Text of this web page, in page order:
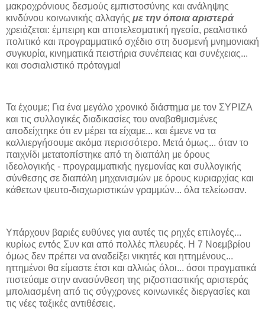
μακροχρόνιους δεσμούς εμπιστοσύνης και ανάληψης
κινδύνου κοινωνικής αλλαγής με την όποια αριστερά
χρειάζεται: έμπειρη και αποτελεσματική ηγεσία, ρεαλιστικό
πολιτικό και προγραμματικό σχέδιο στη δυσμενή μνημονιακή
συγκυρία, κινηματικά πειστήρια συνέπειας και συνέχειας...
και σοσιαλιστικό πρόταγμα!
Τα έχουμε; Για ένα μεγάλο χρονικό διάστημα με τον ΣΥΡΙΖΑ
και τις συλλογικές διαδικασίες του αναβαθμισμένες
αποδείχτηκε ότι εν μέρει τα είχαμε... και έμενε να τα
καλλιεργήσουμε ακόμα περισσότερο. Μετά όμως... όταν το
παιχνίδι μετατοπίστηκε από τη διαπάλη με όρους
ιδεολογικής - προγραμματικής ηγεμονίας και συλλογικής
σύνθεσης σε διαπάλη μηχανισμών με όρους κυριαρχίας και
κάθετων ψευτο-διαχωριστικών γραμμών... όλα τελείωσαν.
Υπάρχουν βαριές ευθύνες για αυτές τις ρηχές επιλογές...
κυρίως εντός Συν και από πολλές πλευρές. Η 7 Νοεμβρίου
όμως δεν πρέπει να αναδείξει νικητές και ηττημένους...
ηττημένοι θα είμαστε έτσι και αλλιώς όλοι... όσοι πραγματικά
πιστεύαμε στην ανασύνθεση της ριζοσπαστικής αριστεράς
μπολιασμένη από τις σύγχρονες κοινωνικές διεργασίες και
τις νέες ταξικές αντιθέσεις.